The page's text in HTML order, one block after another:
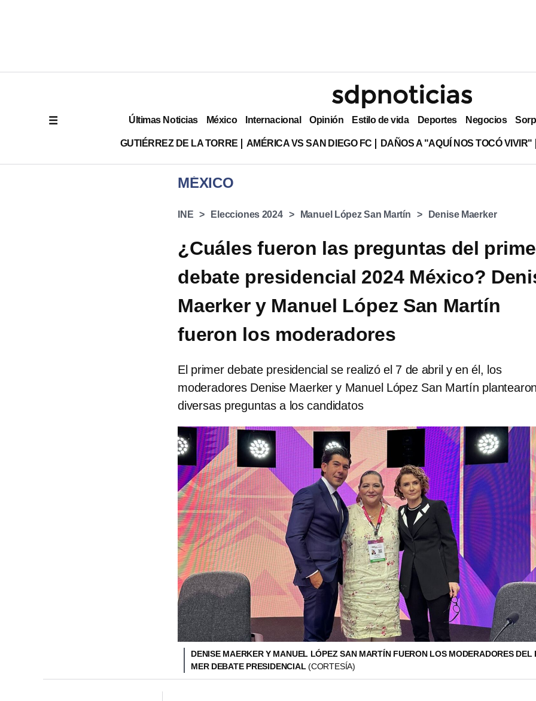
Últimas Noticias México Internacional Opinión Estilo de vida Deportes Negocios
GUTIÉRREZ DE LA TORRE AMÉRICA VS SAN DIEGO FC DAÑOS A "AQUÍ NOS TOCÓ VIVIR"
MÉXICO
INE Elecciones 2024 Manuel López San Martín Denise Maerker
¿Cuáles fueron las preguntas del
debate presidencial 2024 México?
Maerker y Manuel López San Martín
fueron los moderadores
El primer debate presidencial se realizó el 7 de abril y en él, los
moderadores Denise Maerker y Manuel López San Martín
diversas preguntas a los candidatos
DENISE MAERKER Y MANUEL LÓPEZ SAN MARTÍN FUERON LOS MODERADORES DEL
MER DEBATE PRESIDENCIAL(CORTESÍA)